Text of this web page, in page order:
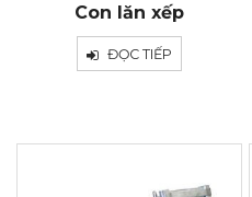
Con lăn xếp
ĐỌC TIẾP